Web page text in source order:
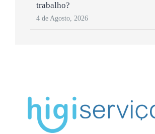
trabalho?
4 de Agosto, 2026